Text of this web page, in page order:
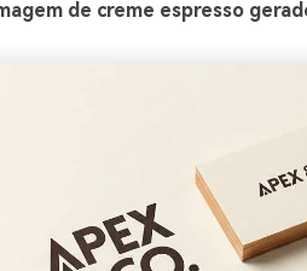
de creme espresso